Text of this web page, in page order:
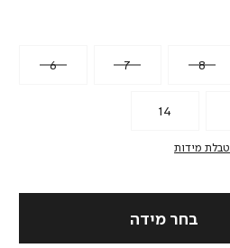
6 7 8
14
טבלת מידות